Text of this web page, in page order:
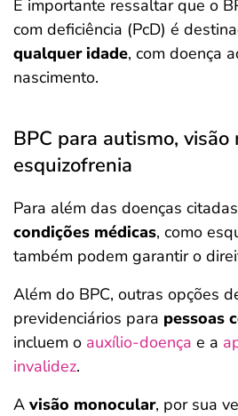
É importante ressaltar que o
com deficiência (PcD) é
qualquer idade, com doença
nascimento.
BPC para autismo, visão
esquizofrenia
Para além das doenças
condições médicas, como
também podem garantir o
Além do BPC, outras opções
previdenciários para pessoas
incluem o auxílio-doença e a
invalidez.
A visão monocular, por sua